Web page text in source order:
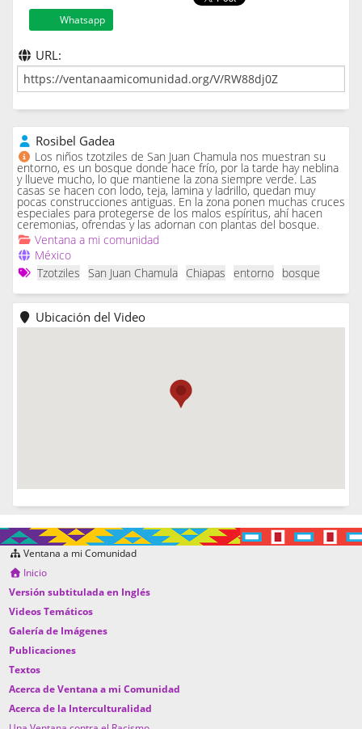
Whatsapp
URL:
Rosibel Gadea
Los niños tzotziles de San Juan Chamula nos muestran su
entorno, es un bosque donde hace frío, por la tarde hay neblina
y llueve mucho, lo que mantiene la zona siempre verde. Las
casas se hacen con lodo, teja, lamina y ladrillo, quedan muy
pocas construcciones antiguas. En la zona ponen muchas cruces
especiales para protegerse de los malos espíritus, ahí hacen
ceremonias, ofrendas y las adornan con plantas del bosque.
Ventana a mi comunidad
México
Tzotziles
San Juan Chamula Chiapas entorno bosque
Ubicación del Video
Ventana a mi Comunidad
Inicio
Versión subtitulada en Inglés
Videos Temáticos
Galería de Imágenes
Publicaciones
Textos
Acerca de Ventana a mi Comunidad
Acerca de la Interculturalidad